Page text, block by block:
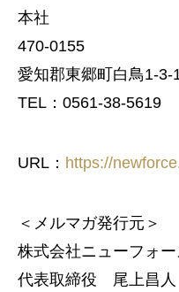
本社
470-0155
愛知郡東郷町白鳥1-3-
TEL：0561-38-5619
URL： https://
＜メルマガ発行元＞
株式会社ニューフォー
代表取締役 尾上昌人